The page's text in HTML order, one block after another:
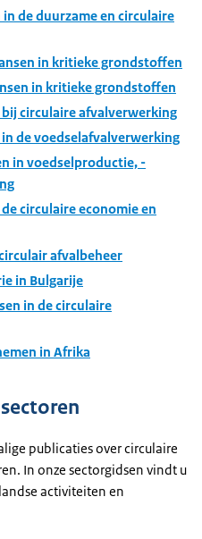
de duurzame en circulaire
in kritieke grondstoffen
in kritieke grondstoffen
circulaire afvalverwerking
de voedselafvalverwerking
in voedselproductie, -
circulaire economie en
afvalbeheer
in Bulgarije
in de circulaire
in Afrika
publicaties over circulaire
In onze sectorgidsen vindt u
activiteiten en